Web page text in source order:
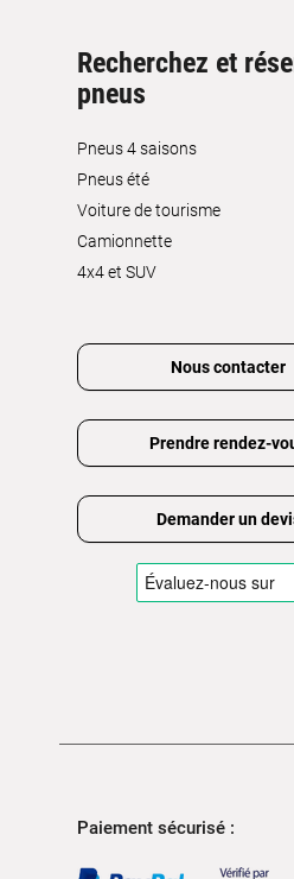
Recherchez et
pneus
Pneus 4 saisons
Pneus été
Voiture de tourisme
Camionnette
4x4 et SUV
Nous contacter
Prendre rendez-
Demander un
Paiement sécurisé :